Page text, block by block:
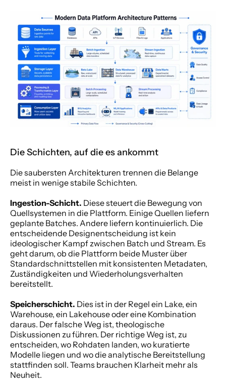
Die Schichten, auf die es ankommt
Die saubersten Architekturen trennen die Belange
meist in wenige stabile Schichten.
Ingestion-Schicht. Diese steuert die Bewegung von
Quellsystemen in die Plattform. Einige Quellen liefern
geplante Batches. Andere liefern kontinuierlich. Die
entscheidende Designentscheidung ist kein
ideologischer Kampf zwischen Batch und Stream. Es
geht darum, ob die Plattform beide Muster über
Standardschnittstellen mit konsistenten Metadaten,
Zuständigkeiten und Wiederholungsverhalten
bereitstellt.
Speicherschicht. Dies ist in der Regel ein Lake, ein
Warehouse, ein Lakehouse oder eine Kombination
daraus. Der falsche Weg ist, theologische
Diskussionen zu führen. Der richtige Weg ist, zu
entscheiden, wo Rohdaten landen, wo kuratierte
Modelle liegen und wo die analytische Bereitstellung
stattfinden soll. Teams brauchen Klarheit mehr als
Neuheit.